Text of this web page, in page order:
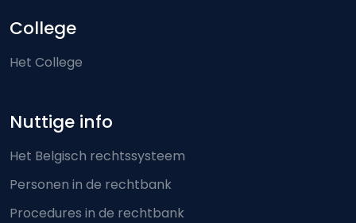
College
Het College
Nuttige info
Het Belgisch rechtssysteem
Personen in de rechtbank
Procedures in de rechtbank